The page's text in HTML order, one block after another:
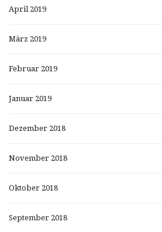
April 2019
März 2019
Februar 2019
Januar 2019
Dezember 2018
November 2018
Oktober 2018
September 2018